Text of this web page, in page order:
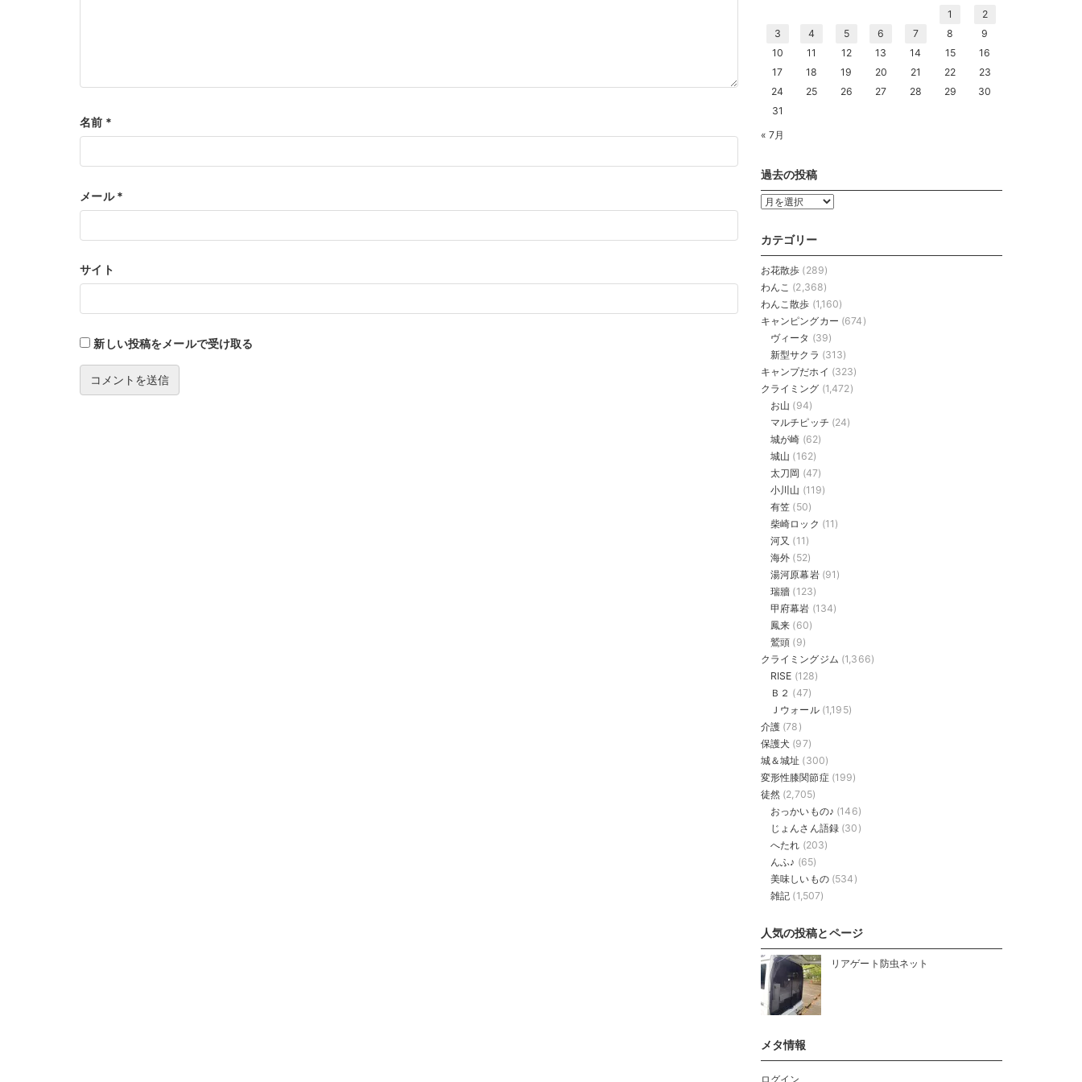
名前 *
メール*
サイト
新しい投稿をメールで受け取る
« 7月
1
2
3
4 5 6 7 8
9
10
11 12 13 14 15
16
17
18 19 20 21 22
23
24
25 26 27 28 29
30
31
過去の投稿
過
の
稿
カテゴリー
お花散歩 (289)
わんこ (2,368)
わんこ散歩 (1,160)
キャンピングカー (674)
ヴィータ (39)
新型サクラ (313)
キャンプだホイ (323)
クライミング (1,472)
お山 (94)
マルチピッチ (24)
城が崎 (62)
城山 (162)
太刀岡 (47)
小川山 (119)
有笠 (50)
柴崎ロック (11)
河又 (11)
海外 (52)
湯河原幕岩(91)
瑞牆 (123)
甲府幕岩 (134)
鳳来 (60)
鷲頭 (9)
クライミングジム (1,366)
RISE (128)
Ｂ２ (47)
Ｊウォール(1,195)
介護 (78)
保護犬 (97)
城＆城址 (300)
変形性膝関節症(199)
徒然 (2,705)
おっかいもの♪ (146)
じょんさん語録(30)
へたれ (203)
んふ♪ (65)
美味しいもの(534)
雑記 (1,507)
人気の投稿とページ
リアゲート防虫ネット
メタ情報
ログイン